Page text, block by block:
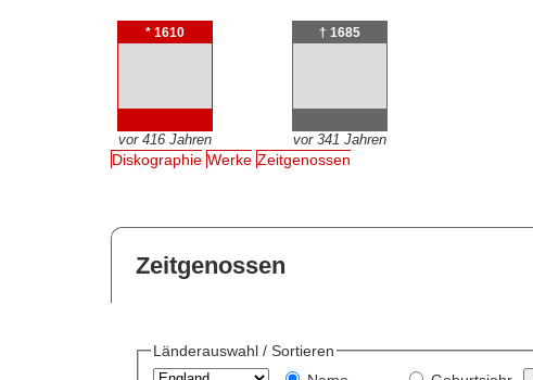
* 1610
vor 416 Jahren
† 1685
vor 341 Jahren
Diskographie Werke Zeitgenossen
Zeitgenossen
Länderauswahl / Sortieren